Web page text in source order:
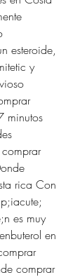
esteroide,
y
minutos
rica Con
es muy
en
comprar